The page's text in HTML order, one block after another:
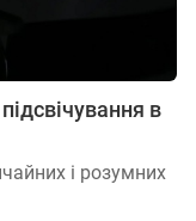
в
і розумних